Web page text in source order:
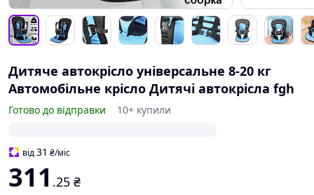
Дитяче автокрісло універсальне 8-20 кг
Автомобільне крісло Дитячі автокрісла fgh
Готово до відправки 10+ купили
від31 ₴/міс
311 .25 ₴